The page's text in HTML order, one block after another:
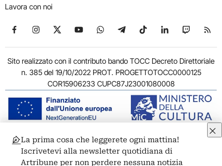
Lavora con noi
Seguici su Facebook
Seguici su Instagram
Seguici su X
Seguici su YouTube
Seguici su WhatsApp
Seguici su Telegram
Seguici su TikTok
Seguici su
Seguici
Sito realizzato con il contributo bando TOCC Decreto Direttoriale
n. 385 del 19/10/2022 PROT. PROGETTOTOCC0000125
COR15906233 CUPC87J23001080008
© 2011-2026 ARTRIBUNE srl – Corso Vittorio Emanuele II, 287 –
00186 Roma - P.I. 11381581005
La prima cosa che leggerete ogni mattina!
Iscrivetevi alla newsletter quotidiana di
Artribune per non perdere nessuna notizia